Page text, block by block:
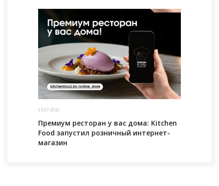
13.07.2026
Премиум ресторан у вас дома: Kitchen
Food запустил розничный интернет-
магазин